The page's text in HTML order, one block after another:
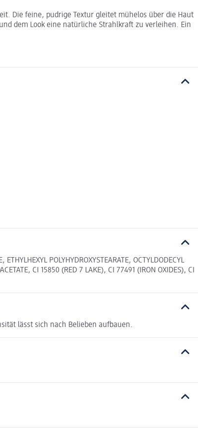
Die feine, pudrige Textur gleitet mühelos über die Haut
dem Look eine natürliche Strahlkraft zu verleihen. Ein
POLYHYDROXYSTEARATE, OCTYLDODECYL
CI 15850 (RED 7 LAKE), CI 77491 (IRON OXIDES), CI
lässt sich nach Belieben aufbauen.